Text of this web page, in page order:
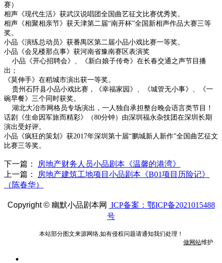
赛）
相声《现代生活》获武汉说唱团全国曲艺征文比赛优秀奖。
相声《相聚相亲节》获天津第二届“南开杯”全国新相声作品大赛三等
奖。
小品《演练总动员》获番禺区第二届小品小戏比赛一等奖。
小品《会见楼那点事》获河南省豫南赛区表演奖
小品《开心招聘会》、《新白娘子传奇》在长春交通之声节目播
出；
《莫伸手》在稻城市演出获一等奖。
贵州石阡县小品小戏比赛，《幸福家园》、《城管无小事》、《一
碗早餐》三个同时获奖。
湖北大冶市网格员专场演出，一人独自承担整台晚会语言类节目！
话剧《生命因军旅而精彩》（80分钟）由深圳福永杂技团在深圳长期
演出受好评。
小品《疯狂的策划》获2017年深圳第十届“鹏城新人新作”全国曲艺征文
比赛三等奖。
下一篇：
房地产财务人员小品剧本《温馨的港湾》
上一篇：
房地产建筑工地项目小品剧本《B01项目历险记》
（陈春华）
Copyright © 幽默小品剧本网
ICP备案：鄂ICP备2021015488
号
本站部分图文来源网络,如有侵权问题请通知我们处理！
做网站维护